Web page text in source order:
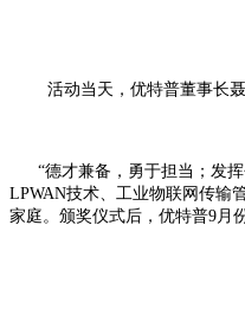
活动当天，优特普董事长
“德才兼备，勇于担当；发挥
LPWAN技术、工业物联网传输
家庭。颁奖仪式后，优特普9月